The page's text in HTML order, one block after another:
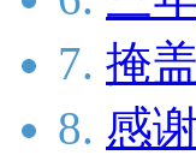
7. 掩
8. 感